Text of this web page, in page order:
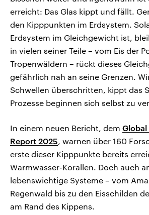
erreicht: Das Glas kippt und fällt.
den Kipppunkten im Erdsystem.
Erdsystem im Gleichgewicht ist,
in vielen seiner Teile – vom Eis der
Tropenwäldern – rückt dieses
gefährlich nah an seine Grenzen.
Schwellen überschritten, kippt das
Prozesse beginnen sich selbst zu
In einem neuen Bericht, dem
Report 2025, warnen über 160
erste dieser Kipppunkte bereits
Warmwasser-Korallen. Doch auch
lebenswichtige Systeme – vom
Regenwald bis zu den Eisschilden
am Rand des Kippens.